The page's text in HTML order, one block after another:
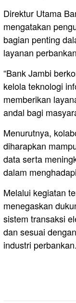
Direktur Utama
mengatakan
bagian penting
layanan
“Bank Jambi
kelola teknologi
memberikan
andal bagi
Menurutnya,
diharapkan
data serta
dalam
Melalui kegiatan
menegaskan
sistem transaksi
dan sesuai dengan
industri